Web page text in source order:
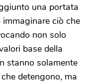
una portata
ciò che
non solo
base della
stanno solamente
detengono, ma